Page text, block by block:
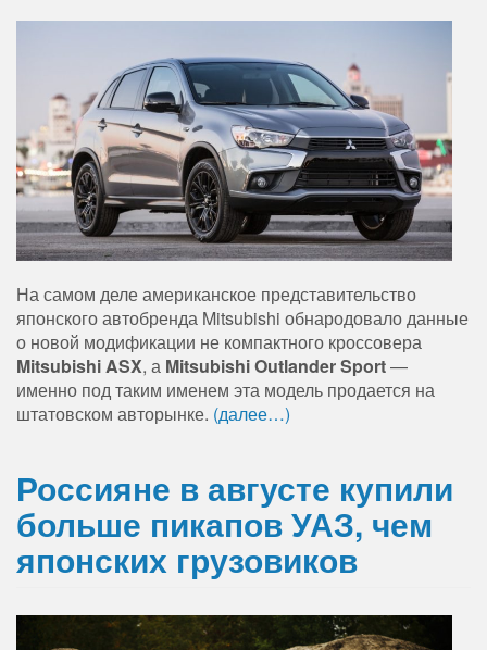
На самом деле американское представительство
японского автобренда Mitsubishi обнародовало данные
о новой модификации не компактного кроссовера
Mitsubishi ASX, а Mitsubishi Outlander Sport—
именно под таким именем эта модель продается на
штатовском авторынке. (далее…)
Россияне в августе купили
больше пикапов УАЗ, чем
японских грузовиков